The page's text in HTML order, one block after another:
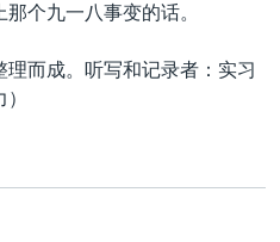
个九一八事变的话。
理而成。听写和记录者：实习